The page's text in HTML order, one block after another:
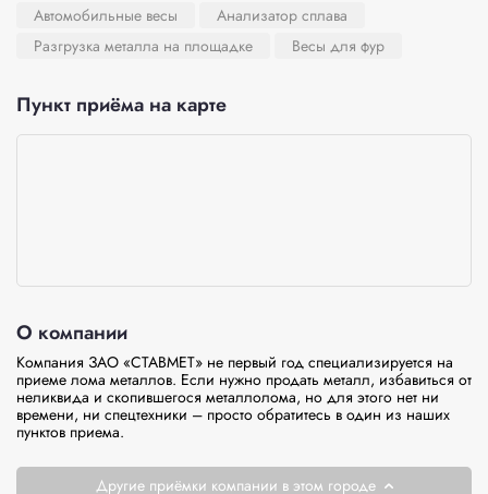
Автомобильные весы
Анализатор сплава
Разгрузка металла на площадке
Весы для фур
Пункт приёма на карте
О компании
Компания ЗАО «СТАВМЕТ» не первый год специализируется на
приеме лома металлов. Если нужно продать металл, избавиться от
неликвида и скопившегося металлолома, но для этого нет ни
времени, ни спецтехники – просто обратитесь в один из наших
пунктов приема.
Другие приёмки компании в этом городе